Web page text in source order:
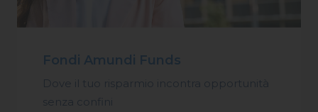
Fondi Amundi Funds
Dove il tuo risparmio incontra opportunità
senza confini